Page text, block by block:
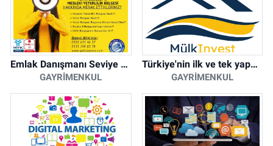
Emlak Danışmanı Seviye 5 Mesleki Yeterlilik Belgesi
GAYRIMENKUL
Türkiye'nin ilk ve tek yapay zeka destekli arsa ilan platformu
GAYRIMENKUL